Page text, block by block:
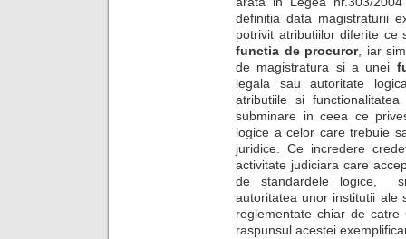
definitia data magistraturii
potrivit atributiilor diferite ce
functia de procuror, iar
de magistratura si a unei
legala sau autoritate
atributiile si
subminare in ceea ce
logice a celor care trebuie
juridice.Ce incredere
activitate judiciara care
de standardele logice,
autoritatea unor institutii ale
reglementate chiar de catre
raspunsul acestei